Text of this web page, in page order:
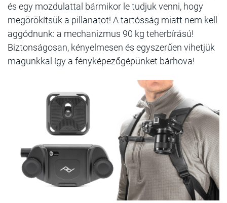
és egy mozdulattal bármikor le tudjuk venni, hogy
megörökítsük a pillanatot! A tartósság miatt nem kell
aggódnunk: a mechanizmus 90 kg teherbírású!
Biztonságosan, kényelmesen és egyszerűen vihetjük
magunkkal így a fényképezőgépünket bárhova!